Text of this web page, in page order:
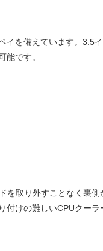
イを備えています。3.5
能です。
を取り外すことなく裏側
付けの難しいCPUクーラ